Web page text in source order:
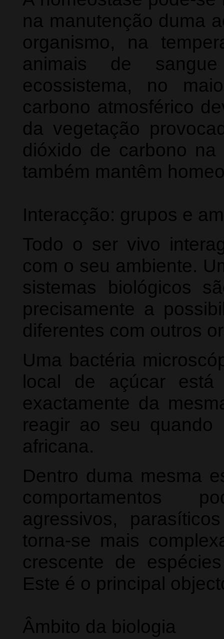
na manutenção duma
organismo, na
animais de
ecossistema, no
carbono atmosférico
da vegetação
dióxido de carbono na
também mantêm
Interacção: grupos e
Todo o ser vivo
com o seu ambiente.
sistemas biológicos
precisamente a
diferentes com outros
Uma bactéria
local de açúcar
exactamente da
reagir ao seu quando
africana.
Dentro duma mesma
comportamentos
agressivos,
torna-se mais
crescente de
Este é o principal
Âmbito da biologia